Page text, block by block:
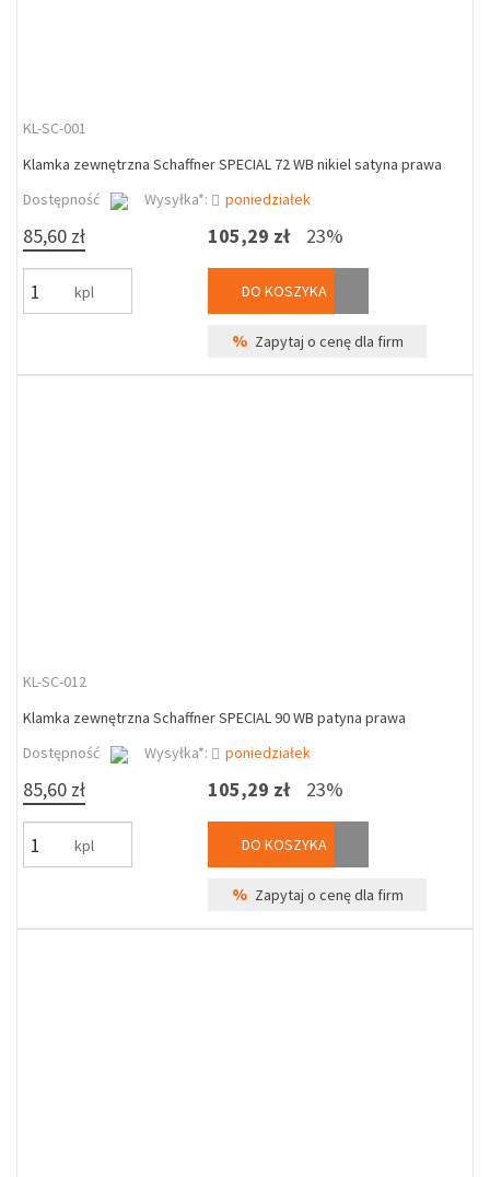
KL-SC-001
Klamka zewnętrzna Schaffner SPECIAL 72 WB nikiel satyna prawa
Dostępność
Wysyłka*: poniedziałek
85,60 zł
kpl
105,29 zł 23%
DO KOSZYKA
% Zapytaj o cenę dla firm
KL-SC-012
Klamka zewnętrzna Schaffner SPECIAL 90 WB patyna prawa
Dostępność
Wysyłka*: poniedziałek
85,60 zł
kpl
105,29 zł 23%
DO KOSZYKA
% Zapytaj o cenę dla firm